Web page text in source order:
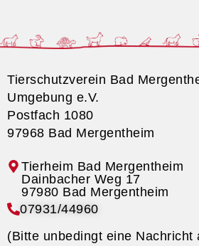
Tierschutzverein Bad
Umgebung e.V.
Postfach 1080
97968 Bad Mergentheim
Tierheim Bad Mergentheim
07931/44960
(Bitte unbedingt eine Nachricht